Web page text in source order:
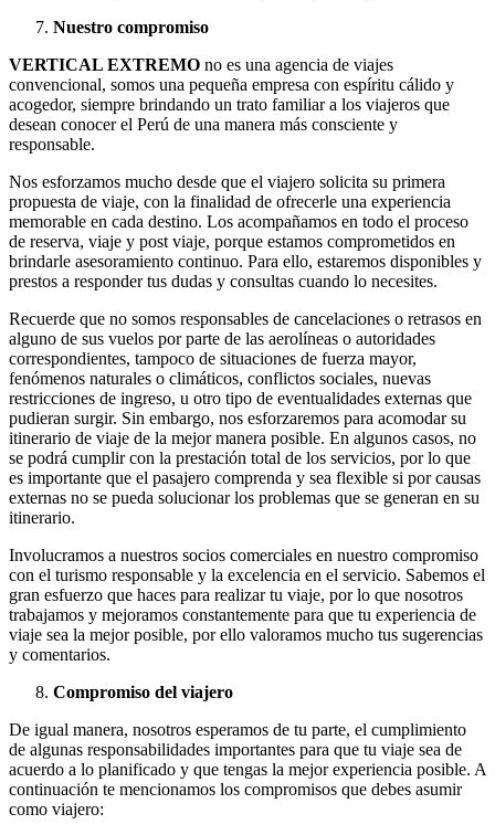
Nuestro compromiso
VERTICAL EXTREMO no es una agencia de viajes
convencional, somos una pequeña empresa con espíritu cálido y
acogedor, siempre brindando un trato familiar a los viajeros que
desean conocer el Perú de una manera más consciente y
responsable.
Nos esforzamos mucho desde que el viajero solicita su primera
propuesta de viaje, con la finalidad de ofrecerle una experiencia
memorable en cada destino. Los acompañamos en todo el proceso
de reserva, viaje y post viaje, porque estamos comprometidos en
brindarle asesoramiento continuo. Para ello, estaremos disponibles y
prestos a responder tus dudas y consultas cuando lo necesites.
Recuerde que no somos responsables de cancelaciones o retrasos en
alguno de sus vuelos por parte de las aerolíneas o autoridades
correspondientes, tampoco de situaciones de fuerza mayor,
fenómenos naturales o climáticos, conflictos sociales, nuevas
restricciones de ingreso, u otro tipo de eventualidades externas que
pudieran surgir. Sin embargo, nos esforzaremos para acomodar su
itinerario de viaje de la mejor manera posible. En algunos casos, no
se podrá cumplir con la prestación total de los servicios, por lo que
es importante que el pasajero comprenda y sea flexible si por causas
externas no se pueda solucionar los problemas que se generan en su
itinerario.
Involucramos a nuestros socios comerciales en nuestro compromiso
con el turismo responsable y la excelencia en el servicio. Sabemos el
gran esfuerzo que haces para realizar tu viaje, por lo que nosotros
trabajamos y mejoramos constantemente para que tu experiencia de
viaje sea la mejor posible, por ello valoramos mucho tus sugerencias
y comentarios.
Compromiso del viajero
De igual manera, nosotros esperamos de tu parte, el cumplimiento
de algunas responsabilidades importantes para que tu viaje sea de
acuerdo a lo planificado y que tengas la mejor experiencia posible. A
continuación te mencionamos los compromisos que debes asumir
como viajero: